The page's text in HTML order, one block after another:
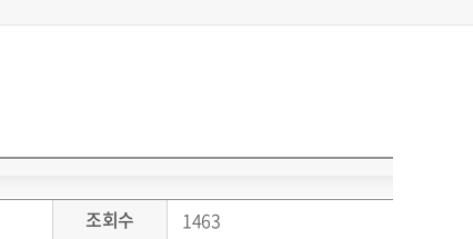
조회수 1463